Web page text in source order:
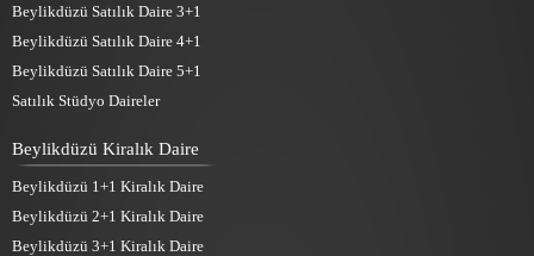
Beylikdüzü Satılık Daire 3+1
Beylikdüzü Satılık Daire 4+1
Beylikdüzü Satılık Daire 5+1
Satılık Stüdyo Daireler
Beylikdüzü Kiralık Daire
Beylikdüzü 1+1 Kiralık Daire
Beylikdüzü 2+1 Kiralık Daire
Beylikdüzü 3+1 Kiralık Daire